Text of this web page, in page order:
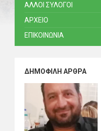
ΑΛΛΟΙ ΣΥΛΟΓΟΙ
ΑΡΧΕΙΟ
ΕΠΙΚΟΙΝΩΝΙΑ
ΔΗΜΟΦΙΛΉ ΆΡΘΡΑ